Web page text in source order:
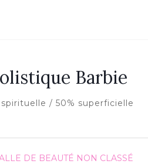
Barbie
spirituelle / 50% superficielle
DE BEAUTÉ NON CLASSÉ